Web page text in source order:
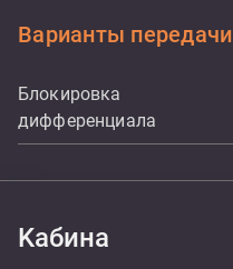
Варианты передачи
Блокировка
дифференциала
Kабина